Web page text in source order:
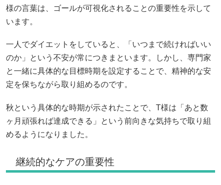
様の言葉は、ゴールが可視化されることの重要性を示して
います。
一人でダイエットをしていると、「いつまで続ければいい
のか」という不安が常につきまといます。しかし、専門家
と一緒に具体的な目標時期を設定することで、精神的な安
定を保ちながら取り組めるのです。
秋という具体的な時期が示されたことで、T様は「あと数
ヶ月頑張れば達成できる」という前向きな気持ちで取り組
めるようになりました。
継続的なケアの重要性